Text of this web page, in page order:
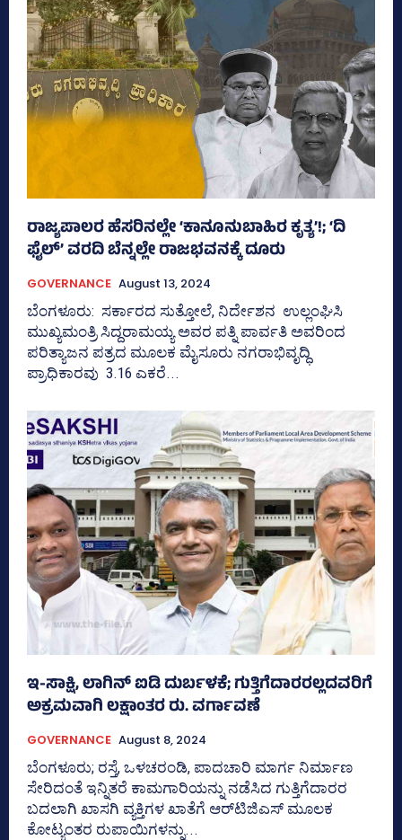
ರಾಜ್ಯಪಾಲರ ಹೆಸರಿನಲ್ಲೇ ‘ಕಾನೂನುಬಾಹಿರ ಕೃತ್ಯ’!; ‘ದಿ
ಫೈಲ್‌’ ವರದಿ ಬೆನ್ನಲ್ಲೇ ರಾಜಭವನಕ್ಕೆ ದೂರು
GOVERNANCE August 13, 2024
ಬೆಂಗಳೂರು: ಸರ್ಕಾರದ ಸುತ್ತೋಲೆ, ನಿರ್ದೇಶನ ಉಲ್ಲಂಘಿಸಿ
ಮುಖ್ಯಮಂತ್ರಿ ಸಿದ್ದರಾಮಯ್ಯ ಅವರ ಪತ್ನಿ ಪಾರ್ವತಿ ಅವರಿಂದ
ಪರಿತ್ಯಾಜನ ಪತ್ರದ ಮೂಲಕ ಮೈಸೂರು ನಗರಾಭಿವೃದ್ಧಿ
ಪ್ರಾಧಿಕಾರವು 3.16 ಎಕರೆ...
ಇ-ಸಾಕ್ಷಿ, ಲಾಗಿನ್‌ ಐಡಿ ದುರ್ಬಳಕೆ; ಗುತ್ತಿಗೆದಾರರಲ್ಲದವರಿಗೆ
ಅಕ್ರಮವಾಗಿ ಲಕ್ಷಾಂತರ ರು. ವರ್ಗಾವಣೆ
GOVERNANCE August 8, 2024
ಬೆಂಗಳೂರು; ರಸ್ತೆ, ಒಳಚರಂಡಿ, ಪಾದಚಾರಿ ಮಾರ್ಗ ನಿರ್ಮಾಣ
ಸೇರಿದಂತೆ ಇನ್ನಿತರೆ ಕಾಮಗಾರಿಯನ್ನು ನಡೆಸಿದ ಗುತ್ತಿಗೆದಾರರ
ಬದಲಾಗಿ ಖಾಸಗಿ ವ್ಯಕ್ತಿಗಳ ಖಾತೆಗೆ ಆರ್‍‌ಟಿಜಿಎಸ್‌ ಮೂಲಕ
ಕೋಟ್ಯಂತರ ರುಪಾಯಿಗಳನ್ನು...